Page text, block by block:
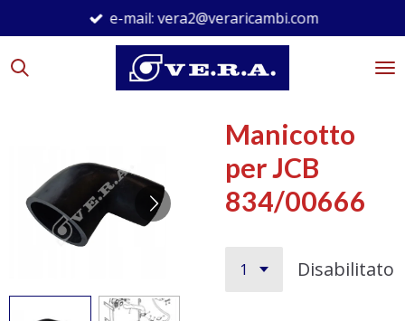
al
contenuto
e-mail: vera2@veraricambi.com
Manicotto
per JCB
834/00666
Disabilitato